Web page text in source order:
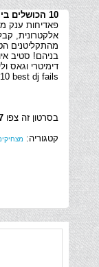
10 הכושלים ביותר אצל הדי'גיים הטובים בעולם
פאדיחות ענק
בניהם! סטיב
best dj fails
בסרטון זה צפו
קטגוריה: